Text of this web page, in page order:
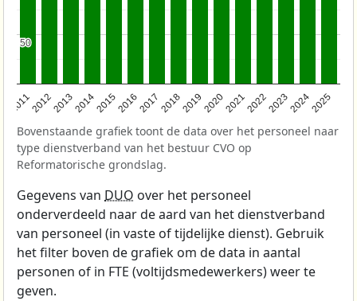
201120122013201420152016201720182019202020212022202320242025
50
50
Bovenstaande grafiek toont de data over het personeel naar
type dienstverband van het bestuur CVO op
Reformatorische grondslag.
Gegevens van DUO over het personeel
onderverdeeld naar de aard van het dienstverband
van personeel (in vaste of tijdelijke dienst). Gebruik
het filter boven de grafiek om de data in aantal
personen of in FTE (voltijdsmedewerkers) weer te
geven.